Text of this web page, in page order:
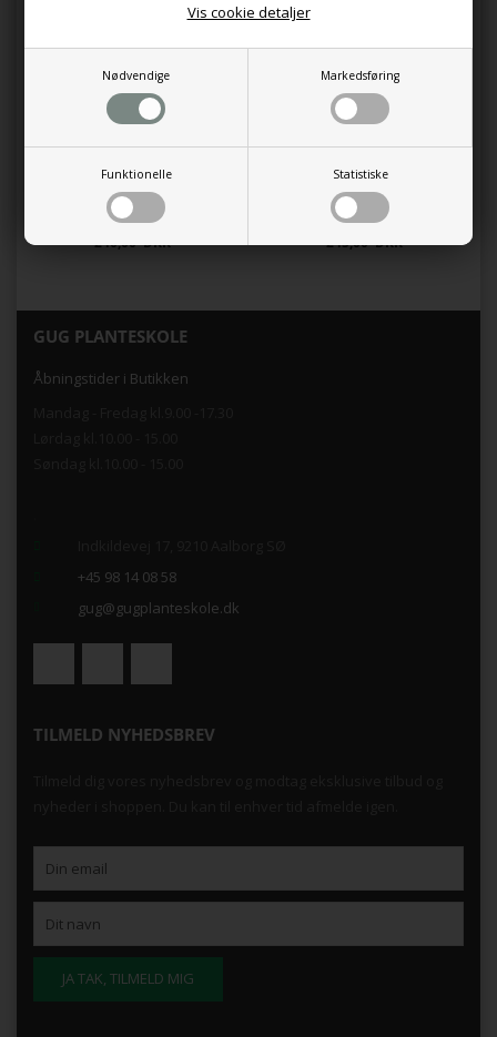
Nødvendige Markedsføring
Funktionelle Statistiske
Vis cookie detaljer
240,00 DKK
Kejserbusk 'Dawn'
245,00 DKK
GUG PLANTESKOLE
Åbningstider i Butikken
+45 98 14 08 58
gug@gugplanteskole.dk
TILMELD NYHEDSBREV